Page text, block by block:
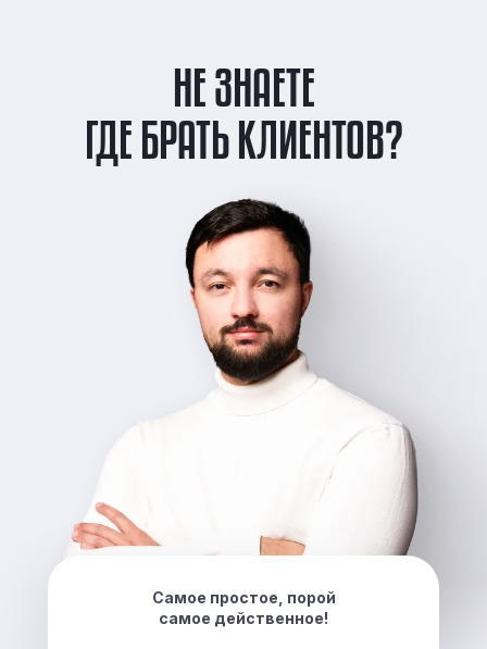
ГДЕ БРАТЬ КЛИЕНТОВ?
НЕ ЗНАЕТЕ
Самое простое, порой
самое действенное!